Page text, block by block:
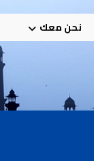
نحن معك